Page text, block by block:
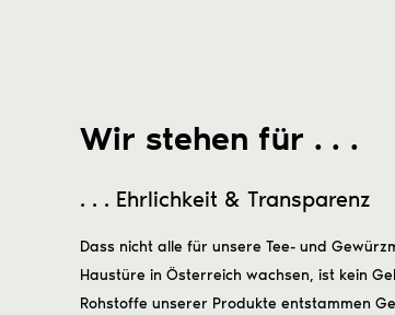
Wir stehen für . . .
. . . Ehrlichkeit & Transparenz
Dass nicht alle für unsere Tee- und
Haustüre in Österreich wachsen, ist kein
Rohstoffe unserer Produkte entstammen